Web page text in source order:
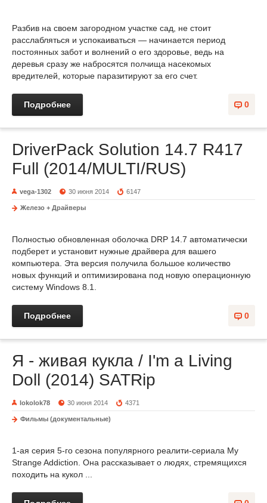
Разбив на своем загородном участке сад, не стоит
расслабляться и успокаиваться — начинается период
постоянных забот и волнений о его здоровье, ведь на
деревья сразу же набросятся полчища насекомых
вредителей, которые паразитируют за его счет.
0
Подробнее
DriverPack Solution 14.7 R417
Full (2014/MULTI/RUS)
vega-1302 30 июня 2014 6147
Железо + Драйверы
Полностью обновленная оболочка DRP 14.7 автоматически
подберет и установит нужные драйвера для вашего
компьютера. Эта версия получила большое количество
новых функций и оптимизирована под новую операционную
систему Windows 8.1.
0
Подробнее
Я - живая кукла / I'm a Living
Doll (2014) SATRip
lokolok78 30 июня 2014 4371
Фильмы (документальные)
1-ая серия 5-го сезона популярного реалити-сериала My
Strange Addiction. Она рассказывает о людях, стремящихся
походить на кукол ...